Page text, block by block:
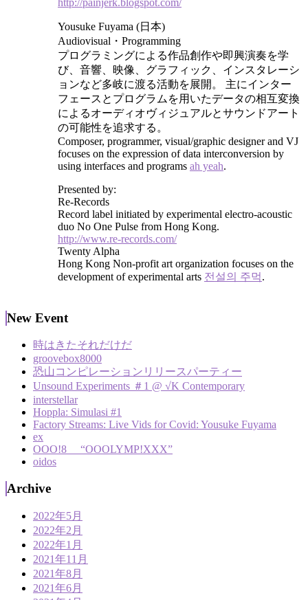
Yousuke Fuyama (日本)
Audiovisual・Programming
プログラミングによる作品創作や即興演奏を学
び、音響、映像、グラフィック、インスタレーシ
ョンなど多岐に渡る活動を展開。 主にインター
フェースとプログラムを用いたデータの相互変換
によるオーディオヴィジュアルとサウンドアート
の可能性を追求する。
Composer, programmer, visual/graphic designer and VJ
focuses on the expression of data interconversion by
using interfaces and programs ah yeah.
Presented by:
Re-Records
Record label initiated by experimental electro-acoustic
duo No One Pulse from Hong Kong.
http://www.re-records.com/
Twenty Alpha
Hong Kong Non-profit art organization focuses on the
development of experimental arts 전설의 주먹.
New Event
時はきたそれだけだ
groovebox8000
恐山コンピレーションリリースパーティー
Unsound Experiments ＃1 @ √K Contemporary
interstellar
Hoppla: Simulasi #1
Factory Streams: Live Vids for Covid: Yousuke Fuyama
ex
OOO!8 “OOOLYMP!XXX”
oidos
Archive
2022年5月
2022年2月
2022年1月
2021年11月
2021年8月
2021年6月